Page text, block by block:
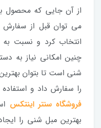
از آن جایی که محصول
می توان قبل از سفارش
انتخاب کرد و نسبت به
چنین امکانی نیاز به
شنی است تا بتوان
را سفارش داد و استفاده
فروشگاه سنتر اینتکس
بهترین مبل شنی را